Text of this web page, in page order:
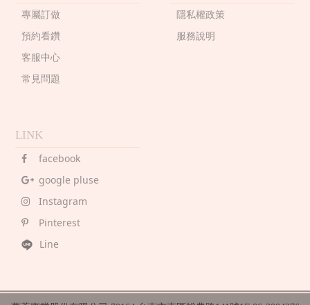
專屬訂做
預約看鑽
客服中心
常見問題
隱私權政策
服務說明
LINK
facebook
google pluse
Instagram
Pinterest
Line